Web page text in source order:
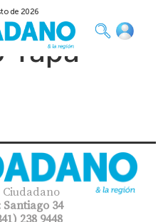
de 2026
Ciudadano
34
238 9448